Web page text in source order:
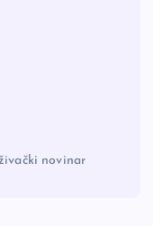
novinar